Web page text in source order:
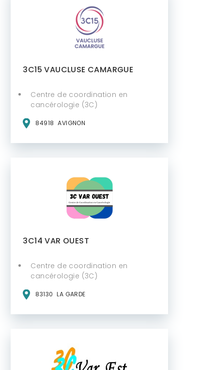
3C15 VAUCLUSE CAMARGUE
Centre de coordination en
cancérologie (3C)
84918 AVIGNON
3C14 VAR OUEST
Centre de coordination en
cancérologie (3C)
83130 LA GARDE